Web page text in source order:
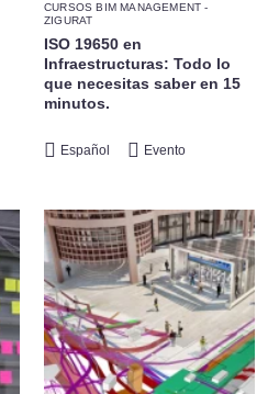
CURSOS BIM MANAGEMENT -
ZIGURAT
ISO 19650 en
Infraestructuras: Todo lo
que necesitas saber en 15
minutos.
Español Evento